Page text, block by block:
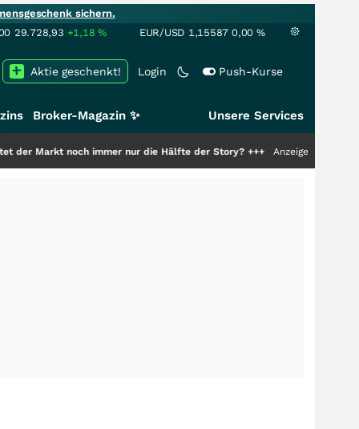
sichern.
29.728,93 +1,18% EUR/USD 1,15587 0,00 %
Login Push-Kurse
Aktie geschenkt!
Broker-Magazin ✨ Unsere Services
immer nur die Hälfte der Story? +++ Anzeige